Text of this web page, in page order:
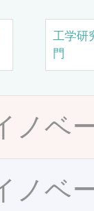
工学研
門
ノベ
ノベ